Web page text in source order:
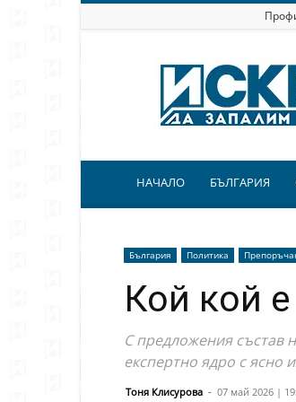
НАЧАЛО БЪЛГАРИЯ
България Политика
Кой кой е
С предложения състав
експертно ядро с ясно
Тоня Клисурова - 07 май 2026 |